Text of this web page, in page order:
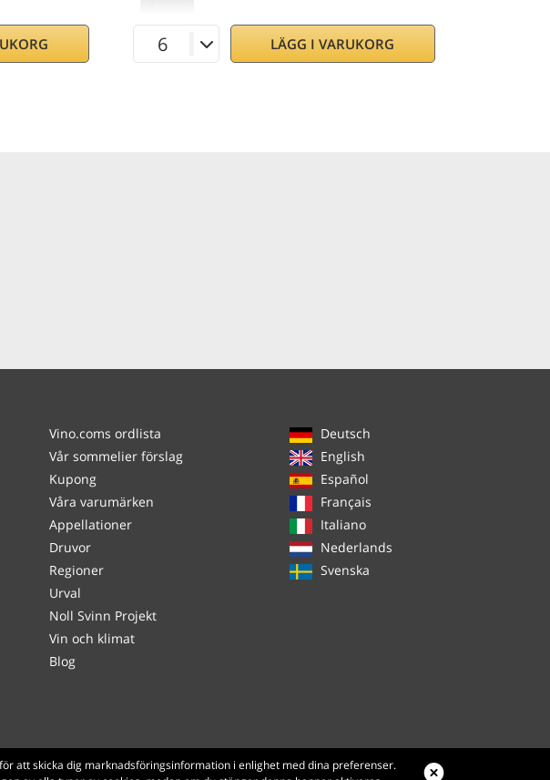
LÄGG I VARUKORG
Vino.coms ordlista
Vår sommelier förslag
Kupong
Våra varumärken
Appellationer
Druvor
Regioner
Urval
Noll Svinn Projekt
Vin och klimat
Blog
Deutsch
English
Español
Français
Italiano
Nederlands
Svenska
att skicka dig marknadsföringsinformation i enlighet med dina preferenser.